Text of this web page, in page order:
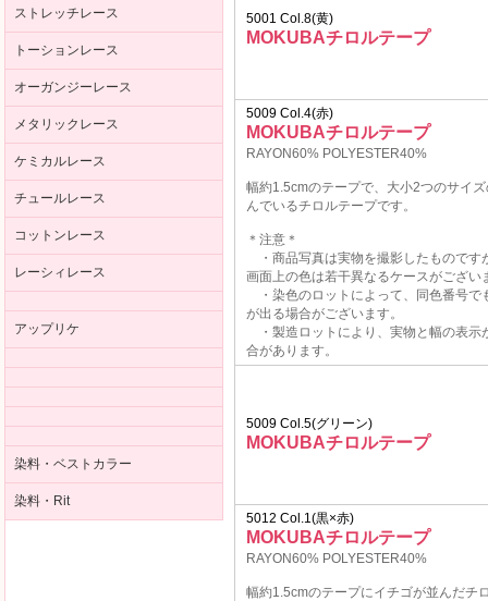
ストレッチレース
トーションレース
オーガンジーレース
メタリックレース
ケミカルレース
チュールレース
コットンレース
レーシィレース
アップリケ
染料・ベストカラー
染料・Rit
5001 Col.8(黄)
MOKUBAチロルテープ
5009 Col.4(赤)
MOKUBAチロルテープ
RAYON60% POLYESTER40%
幅約1.5cmのテープで、大小2つのサイ
んでいるチロルテープです。
＊注意＊
・商品写真は実物を撮影したものです
画面上の色は若干異なるケースがござい
・染色のロットによって、同色番号で
が出る場合がございます。
・製造ロットにより、実物と幅の表示
合があります。
5009 Col.5(グリーン)
MOKUBAチロルテープ
5012 Col.1(黒×赤)
MOKUBAチロルテープ
RAYON60% POLYESTER40%
幅約1.5cmのテープにイチゴが並んだチ